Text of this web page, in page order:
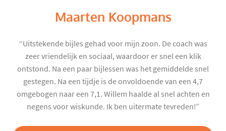
Maarten Koopmans
“Uitstekende bijles gehad voor mijn zoon. De coach was
zeer vriendelijk en sociaal, waardoor er snel een klik
ontstond. Na een paar bijlessen was het gemiddelde snel
gestegen. Na een tijdje is de onvoldoende van een 4,7
omgebogen naar een 7,1. Willem haalde al snel achten en
negens voor wiskunde. Ik ben uitermate tevreden!”